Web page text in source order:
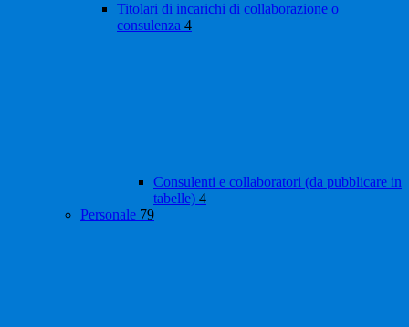
Titolari di incarichi di collaborazione o
consulenza 4
Consulenti e collaboratori (da pubblicare in
tabelle) 4
Personale 79